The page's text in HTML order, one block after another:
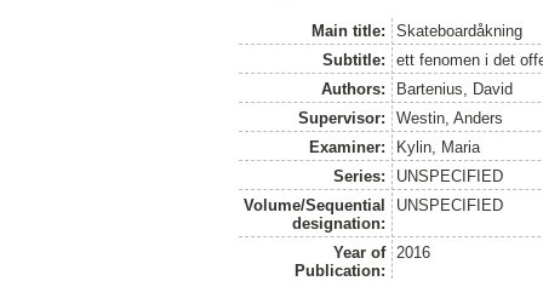
Main title:
Skateboardåkning
Subtitle:
ett fenomen i det
Authors:
Bartenius, David
Supervisor:
Westin, Anders
Examiner:
Kylin, Maria
Series:
UNSPECIFIED
Volume/Sequential
designation:
UNSPECIFIED
Year of
Publication:
2016